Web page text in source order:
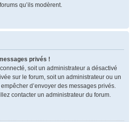
qu’ils modèrent.
privés !
soit un administrateur a désactivé
sur le forum, soit un administrateur ou un
d’envoyer des messages privés.
contacter un administrateur du forum.